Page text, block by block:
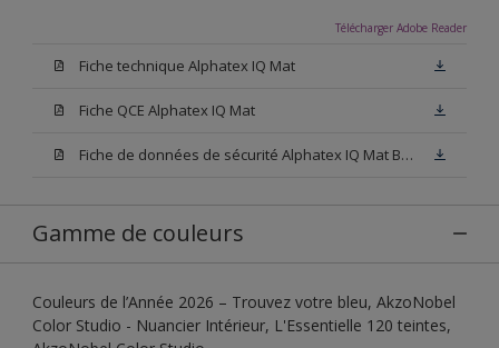
Télécharger Adobe Reader
Fiche technique Alphatex IQ Mat
Fiche QCE Alphatex IQ Mat
Fiche de données de sécurité Alphatex IQ Mat Base W05
Gamme de couleurs
Couleurs de l’Année 2026 – Trouvez votre bleu, AkzoNobel
Color Studio - Nuancier Intérieur, L'Essentielle 120 teintes,